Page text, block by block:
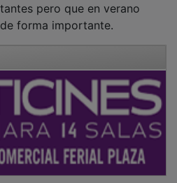
pero que en verano
forma importante.